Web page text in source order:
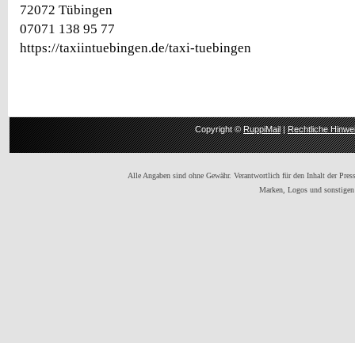
72072 Tübingen
07071 138 95 77
https://taxiintuebingen.de/taxi-tuebingen
Copyright ©RuppiMail|Rechtliche
Alle Angaben sind ohne Gewähr. Verantwortlich für den Inhalt der
Marken, Logos und